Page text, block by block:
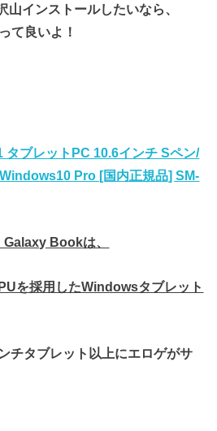
山インストールしたいなら、
て良いよ！
ブレットPC 10.6インチ Sペン/
Pro [国内正規品] SM-
Bookは、
を採用したWindowsタブレット
チタブレット以上にエロゲがサ